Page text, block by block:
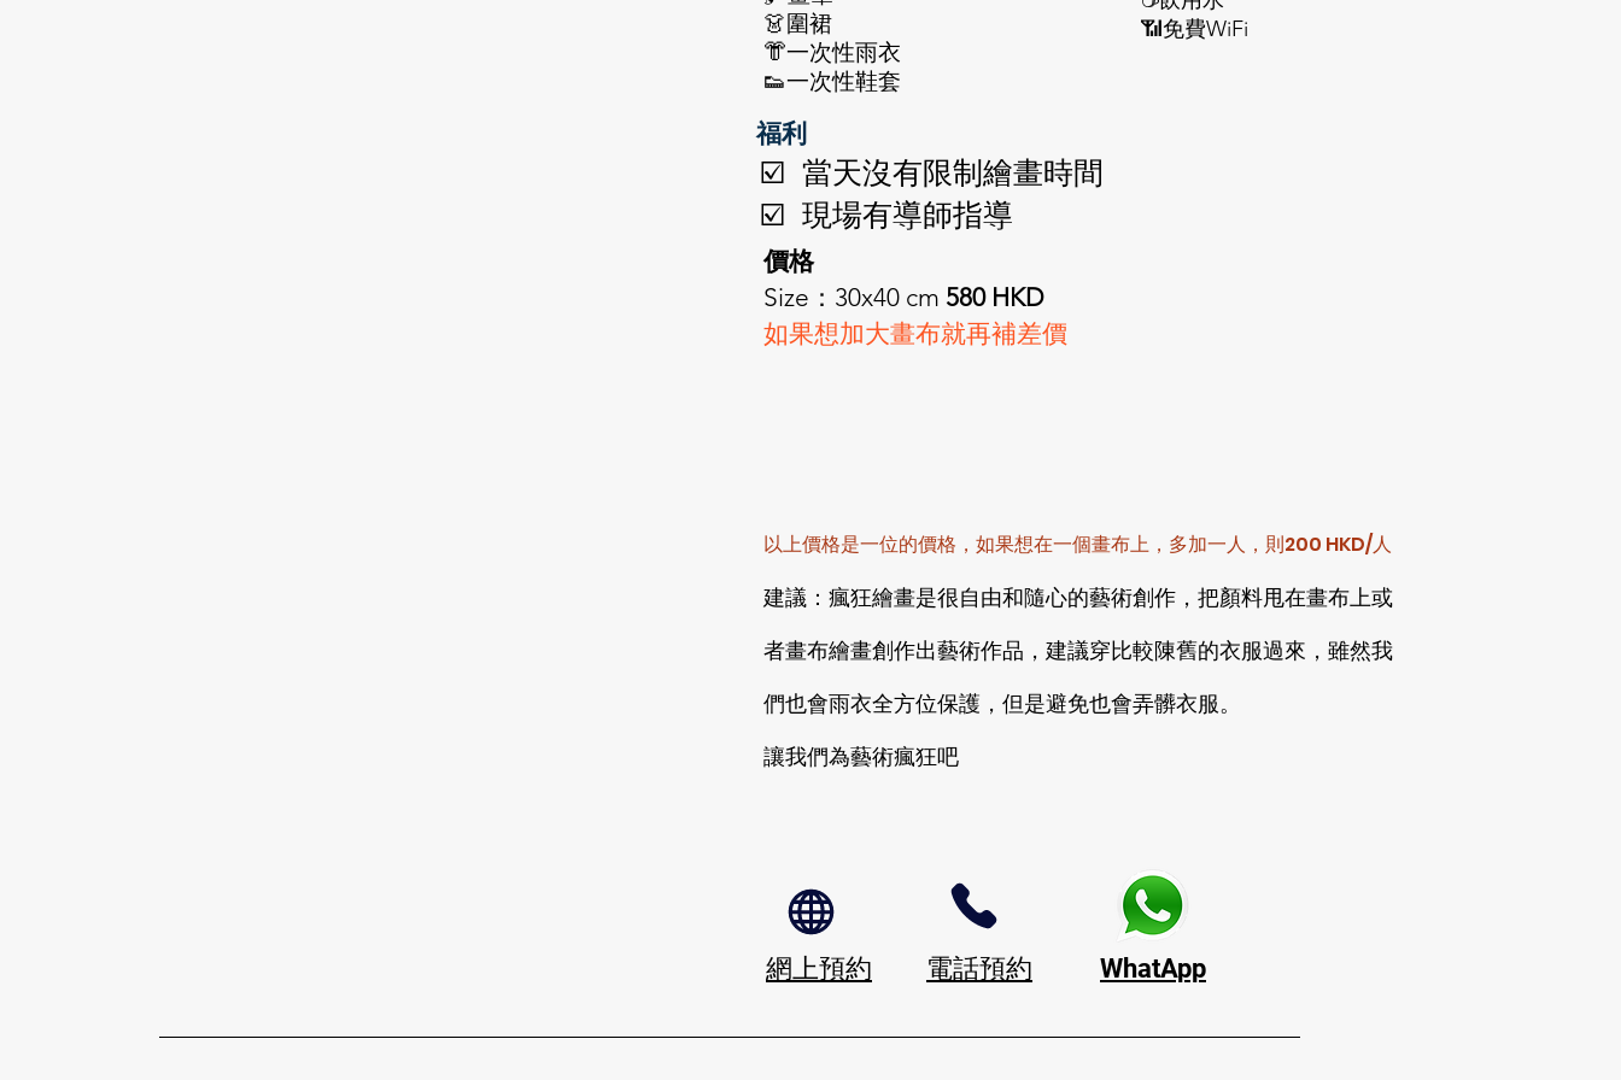
👗圍裙
👘一次性雨衣
👟一次性鞋套
​📶免費WiFi
福利
☑️ 當天沒有限制繪畫時間
☑️ 現場有導師指導
價格
Size：30x40 cm 580 HKD
如果想加大畫布就再補差價
以上價格是一位的價格，如果想在一個畫布上，多加一人，則200 HKD/人
建議：瘋狂繪畫是很自由和隨心的藝術創作，把顏料甩在畫布上或
者畫布繪畫創作出藝術作品，建議穿比較陳舊的衣服過來，雖然我
們也會雨衣全方位保護，但是避免也會弄髒衣服。
​讓我們為藝術瘋狂吧
​網上預約 電話預約 ​WhatApp